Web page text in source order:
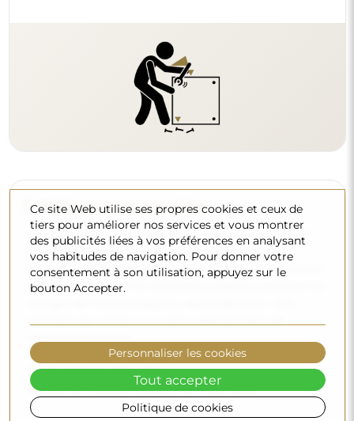
Nettoyage et entretien
Pour maintenir un éclat optimal, il suffit d’un chiffon en
microfibre et d’eau chaude. Si vous optez pour des
produits spécifiques, veillez à ce qu’ils aient un pH neutre
(autour de 7). Évitez les nettoyants puissants contenant du
Voulez-vous en savoir plus ?
Découvrez d’autres conseils sur notre blog.
Ce site Web utilise ses propres cookies et ceux de
tiers pour améliorer nos services et vous montrer
des publicités liées à vos préférences en analysant
vos habitudes de navigation. Pour donner votre
consentement à son utilisation, appuyez sur le
bouton Accepter.
Politique de cookies
Personnaliser les cookies
Tout accepter